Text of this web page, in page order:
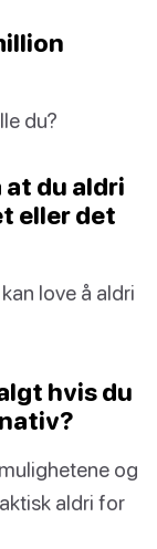
du?
at du aldri
eller det
love å aldri
hvis du
og
aldri for